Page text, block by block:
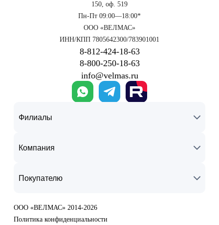
150, оф. 519
Пн-Пт 09:00—18:00*
ООО «ВЕЛМАС»
ИНН/КПП 7805642300/783901001
8‑812‑424‑18‑63
8‑800‑250‑18‑63
info@velmas.ru
Филиалы
Компания
Покупателю
ООО «ВЕЛМАС» 2014-2026
Политика конфиденциальности